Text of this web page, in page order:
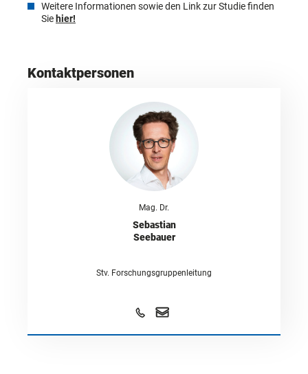
Weitere Informationen sowie den Link zur Studie finden
Sie hier!
Kontaktpersonen
Mag. Dr.
Sebastian
Seebauer
Stv. Forschungsgruppenleitung